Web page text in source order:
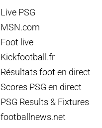
Live PSG
MSN.com
Foot live
Kickfootball.fr
Résultats foot en direct
Scores PSG en direct
PSG Results & Fixtures
footballnews.net